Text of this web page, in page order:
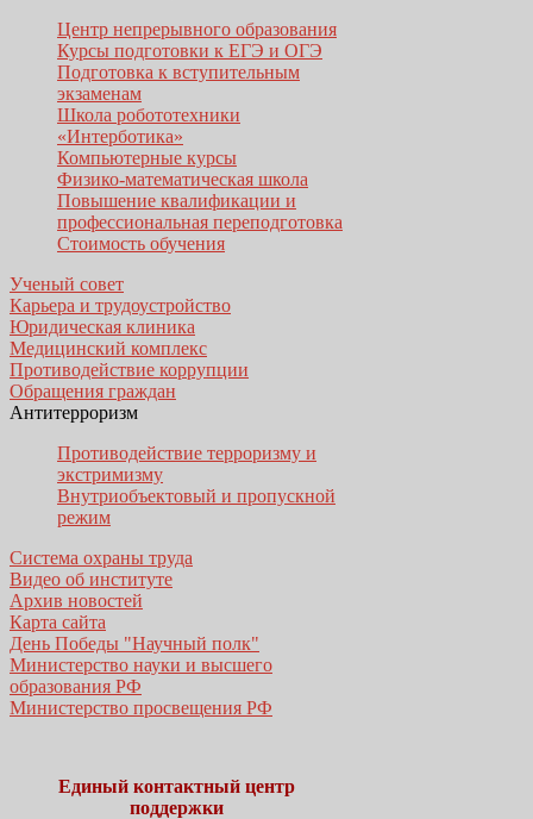
Центр непрерывного образования
Курсы подготовки к ЕГЭ и ОГЭ
Подготовка к вступительным
экзаменам
Школа робототехники
«Интерботика»
Компьютерные курсы
Физико-математическая школа
Повышение квалификации и
профессиональная переподготовка
Стоимость обучения
Ученый совет
Карьера и трудоустройство
Юридическая клиника
Медицинский комплекс
Противодействие коррупции
Обращения граждан
Антитерроризм
Противодействие терроризму и
экстримизму
Внутриобъектовый и пропускной
режим
Система охраны труда
Видео об институте
Архив новостей
Карта сайта
День Победы "Научный полк"
Министерство науки и высшего
образования РФ
Министерство просвещения РФ
Единый контактный центр
поддержки